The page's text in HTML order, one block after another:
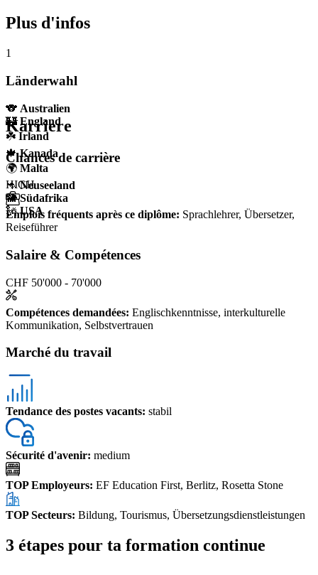
Plus d'infos
1
Länderwahl
🐨 Australien
🏰England
☘️ Irland
🍁Kanada
🌍 Malta
🦘Neuseeland
🐘Südafrika
🗽USA
Karriere
Chances de carrière
HIGH
Emplois fréquents après ce diplôme: Sprachlehrer, Übersetzer,
Reiseführer
Salaire & Compétences
CHF 50'000 - 70'000
Compétences demandées: Englischkenntnisse, interkulturelle
Kommunikation, Selbstvertrauen
Marché du travail
Tendance des postes vacants: stabil
Sécurité d'avenir: medium
TOP Employeurs: EF Education First, Berlitz, Rosetta Stone
TOP Secteurs: Bildung, Tourismus, Übersetzungsdienstleistungen
3 étapes pour ta formation continue